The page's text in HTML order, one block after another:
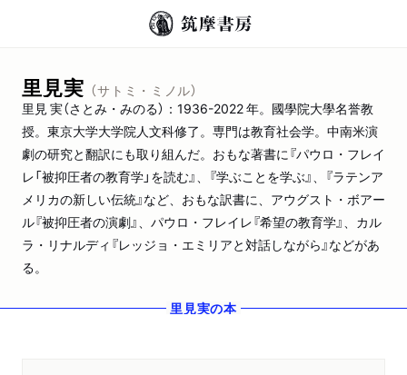
里見実 （サトミ・ミノル）
里見 実（さとみ・みのる）：1936-2022 年。國學院大學名誉教
授。東京大学大学院人文科修了。専門は教育社会学。中南米演
劇の研究と翻訳にも取り組んだ。おもな著書に『パウロ・フレイ
レ「被抑圧者の教育学」を読む』、『学ぶことを学ぶ』、『ラテンア
メリカの新しい伝統』など、おもな訳書に、アウグスト・ボアー
ル『被抑圧者の演劇』、パウロ・フレイレ『希望の教育学』、カル
ラ・リナルディ『レッジョ・エミリアと対話しながら』などがあ
る。
里見実の本